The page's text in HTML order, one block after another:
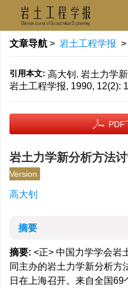
文章导航 > 岩土工程学报 >
引用本文: 高大钊. 岩土力学
岩土工程学报, 1990, 12(2):
PDF
岩土力学新分析方法
Version
高大钊
摘要
摘要: <正> 中国力学学会岩
同主办的岩土力学新分析
日在上海召开。来自全国